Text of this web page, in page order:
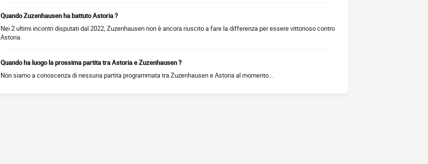
Quando Zuzenhausen ha battuto Astoria ?
Nei 2 ultimi incontri disputati dal 2022, Zuzenhausen non è ancora riuscito a fare la differenza per essere vittorioso contro
Astoria.
Quando ha luogo la prossima partita tra Astoria e Zuzenhausen ?
Non siamo a conoscenza di nessuna partita programmata tra Zuzenhausen e Astoria al momento...